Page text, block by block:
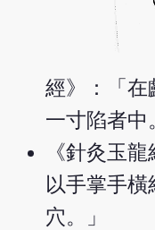
經》：「在
一寸陷者中
《針灸玉
以手掌手橫
穴。」